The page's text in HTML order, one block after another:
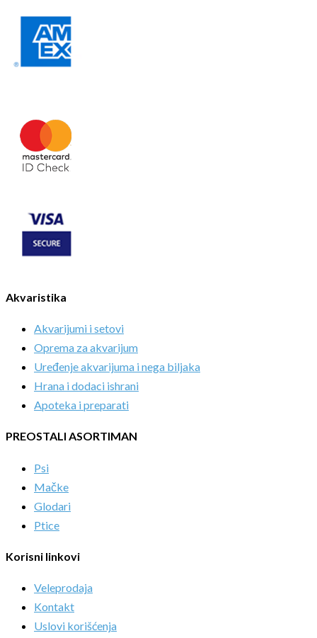
Akvaristika
Akvarijumi i setovi
Oprema za akvarijum
Uređenje akvarijuma i nega biljaka
Hrana i dodaci ishrani
Apoteka i preparati
PREOSTALI ASORTIMAN
Psi
Mačke
Glodari
Ptice
Korisni linkovi
Veleprodaja
Kontakt
Uslovi korišćenja